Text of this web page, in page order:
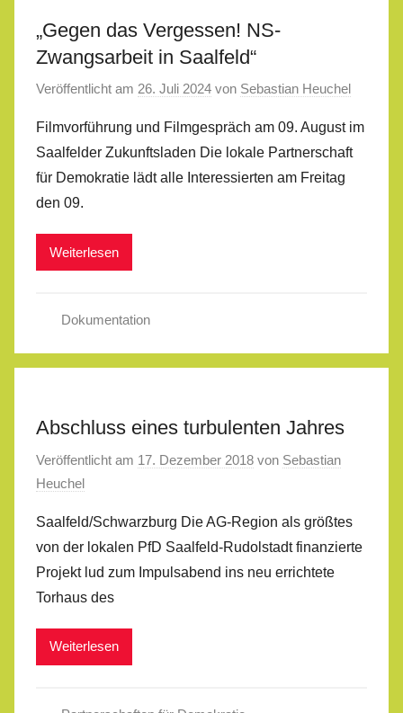
„Gegen das Vergessen! NS-
Zwangsarbeit in Saalfeld“
Veröffentlicht am 26. Juli 2024 von Sebastian Heuchel
Filmvorführung und Filmgespräch am 09. August im
Saalfelder Zukunftsladen Die lokale Partnerschaft
für Demokratie lädt alle Interessierten am Freitag
den 09.
Weiterlesen
Dokumentation
Abschluss eines turbulenten Jahres
Veröffentlicht am 17. Dezember 2018 von Sebastian
Heuchel
Saalfeld/Schwarzburg Die AG-Region als größtes
von der lokalen PfD Saalfeld-Rudolstadt finanzierte
Projekt lud zum Impulsabend ins neu errichtete
Torhaus des
Weiterlesen